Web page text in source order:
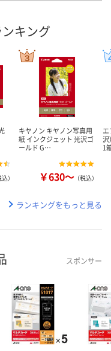
キング
込）
キヤノン キヤノン写真用
紙 インクジェット 光沢ゴ
ールド G…
￥630～ （税込）
1
ランキングをもっと見る
スポンサー